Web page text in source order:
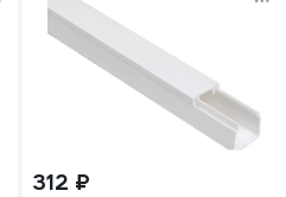
312 ₽